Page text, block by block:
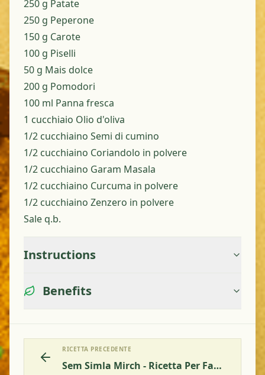
250 g Patate
250 g Peperone
150 g Carote
100 g Piselli
50 g Mais dolce
200 g Pomodori
100 ml Panna fresca
1 cucchiaio Olio d'oliva
1/2 cucchiaino Semi di cumino
1/2 cucchiaino Coriandolo in polvere
1/2 cucchiaino Garam Masala
1/2 cucchiaino Curcuma in polvere
1/2 cucchiaino Zenzero in polvere
Sale q.b.
Instructions
Benefits
RICETTA PRECEDENTE
Sem Simla Mirch - Ricetta Per Fagiolini Piattoni Con Peperoni In Salsa Di Pomodoro